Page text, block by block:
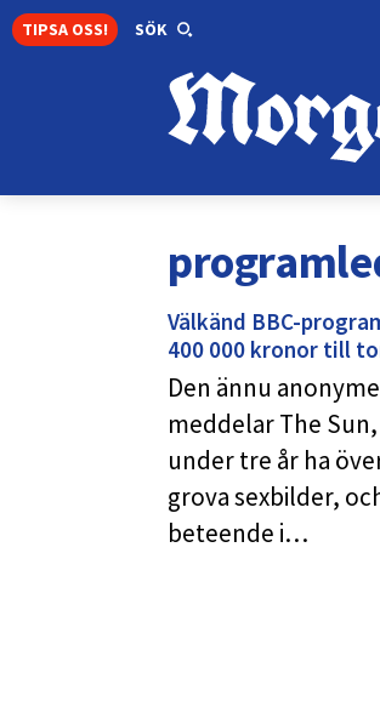
TIPSA OSS! SÖK
Välkänd BBC-
400 000 kronor till
Den ännu
meddelar The
under tre år ha
grova sexbilder,
beteende i…